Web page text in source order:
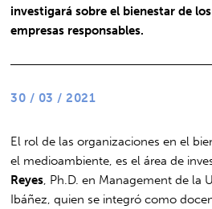
investigará sobre el bienestar de
empresas responsables.
30 / 03 / 2021
El rol de las organizaciones en el
el medioambiente, es el área de
Reyes , Ph.D. en Management de la
Ibáñez, quien se integró como